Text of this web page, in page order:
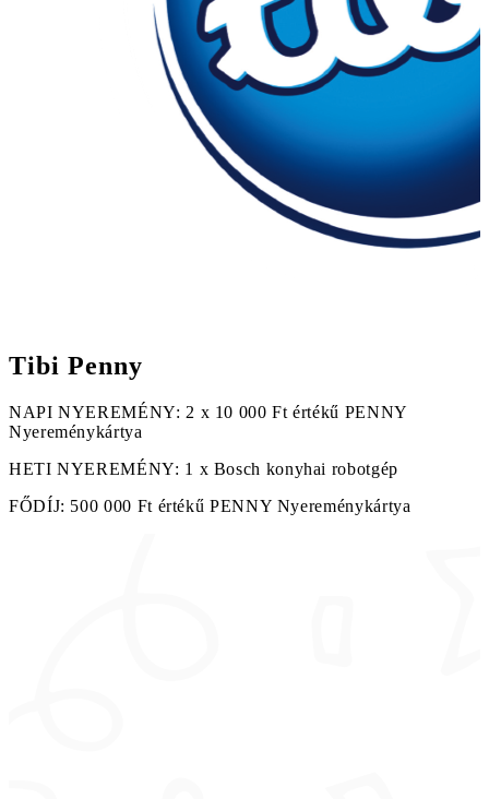
Tibi Penny
NAPI NYEREMÉNY: 2 x 10 000 Ft értékű PENNY
Nyereménykártya
HETI NYEREMÉNY: 1 x Bosch konyhai robotgép
FŐDÍJ: 500 000 Ft értékű PENNY Nyereménykártya